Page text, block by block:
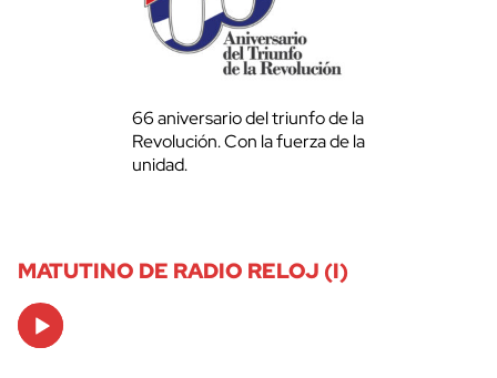
66 aniversario del triunfo de la
Revolución. Con la fuerza de la
unidad.
MATUTINO DE RADIO RELOJ (I)
Audio
Player